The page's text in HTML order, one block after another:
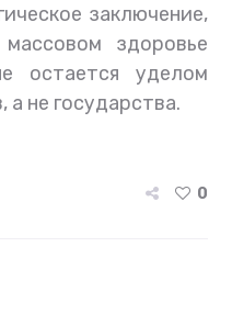
заключение,
здоровье
остается уделом
а не государства.
0